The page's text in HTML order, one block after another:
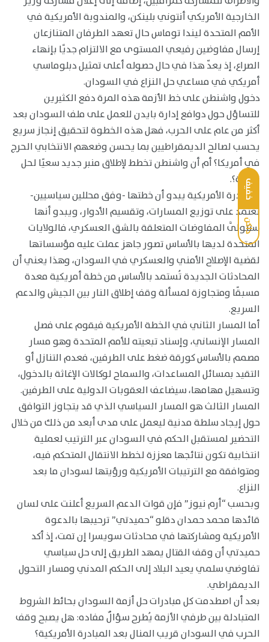
خفيف
داكن
الخارجية الأمريكي أنتوني بلينكن، والمندوبة الأمريكية في
الأمم المتحدة ليندا توماس حال تعهد الطرفان المتنازعان
إرسال مفاوضين رفيعي المستوى مع الالتزام جديًا بإنهاء
الصراع، إذ يعدّ هذا في حال حصوله أعلى تمثيل دبلوماسي
أمريكي في مساعي حل النزاع في السودان.
دخول واشنطن على خط الأزمة هذه المرة دفع الكثيرين
للتساؤل حول دوافع إدارة بايدن للعمل على ملف السودان بعد
أكثر من عام على الحرب، فهل هذه الخطوة لتحقيق إنجاز سريع
يحسب لصالح الديمقراطيين بما يحسن وضعهم الانتخابي الحرج
في أمريكا؟ أم أن واشنطن تخطط لإطلاق منبر جديد سعيًا لحل
الأزمة؟.
المبادرة الأمريكية يبدو أن خطتها -وفق محللين سياسيين-
تعتمد على توزيع المسارات، وتقسيم الأدوار، ويبدو أنها
ستتولَّى المفاوضات المتعلقة بالشق العسكري، فالولايات
المتحدة لديها بالأساس تصور جاهز عملت عليه مؤسساتها
لقضية الإصلاح الأمني والعسكري في السودان، وهذا يعني أن
المحادثات الجديدة تُستمد بالأساس من خطة أمريكية معدة
مسبقًا ومتجاوزة لمسألة وقف إطلاق النار بين الجيش والدعم
السريع.
أما المسار الثاني في الخطة الأمريكية فيقوم على فصل
المسار الإنساني، وإسناد تبعيته للأمم المتحدة وهو مسار
مصمم بالأساس كورقة ضغط على الطرفين، فعدم التنازل أو
التقيد بمسائل المساعدات، والسماح لوكالات الإغاثة بالدخول،
وتسهيل مهامها، سيضاعف العقوبات الدولية على الطرفين.
المسار الثالث هو المسار السياسي الذي قد يتجاوز التوافق
حول إيجاد سلطة مدنية ليعمل على مدى أبعد من ذلك من خلال
التحضير لمستقبل الحكم في السودان عبر الترتيب لعملية
انتخابية تكون نتائجها معززة لخطط الانتقال المتحكم فيه،
ومتوافقة مع الترتيبات الأمريكية ورؤيتها لسودان ما بعد
النزاع.
وبحسب “أرم نيوز” فإن قوات الدعم السريع أعلنت على لسان
قائدها محمد حمدان دقلو “حميدتي” ترحيبها بالدعوة
الأمريكية ومشاركتها في محادثات سويسرا إن تمت، إذ أكد
حميدتي أن وقف القتال يمهد الطريق إلى حل سياسي
تفاوضي سلمي يعيد البلاد إلى الحكم المدني ومسار التحول
الديمقراطي.
بعد أن اصطدمت كل مبادرات حل أزمة السودان بحائط الشروط
المتبادلة بين طرفي الأزمة يُطرح سؤالٌ مفاده: هل يصبح وقف
الحرب في السودان قريب المنال بعد المبادرة الأمريكية؟